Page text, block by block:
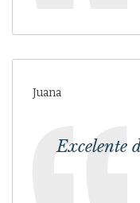
Juana
Excelente